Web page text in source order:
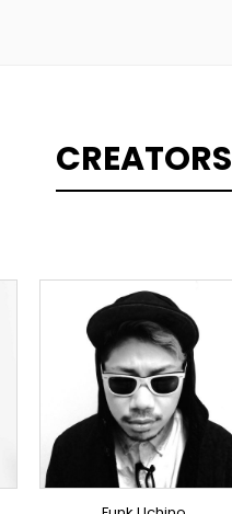
CREATORS
TOPLINER
LYRICIST
DOMESTICS
DOMESTICS
(提携)